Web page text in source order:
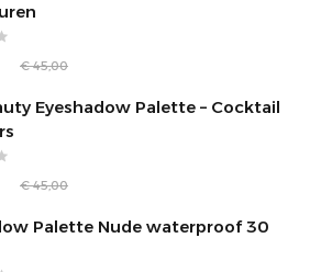
€ 45,00
Eyeshadow Palette – Cocktail
€ 45,00
Palette Nude waterproof 30